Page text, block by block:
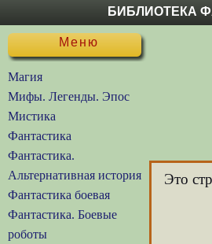
БИБЛИОТЕКА
Меню
Магия
Мифы. Легенды. Эпос
Мистика
Фантастика
Фантастика.
Альтернативная история
Фантастика боевая
Фантастика. Боевые
роботы
Это